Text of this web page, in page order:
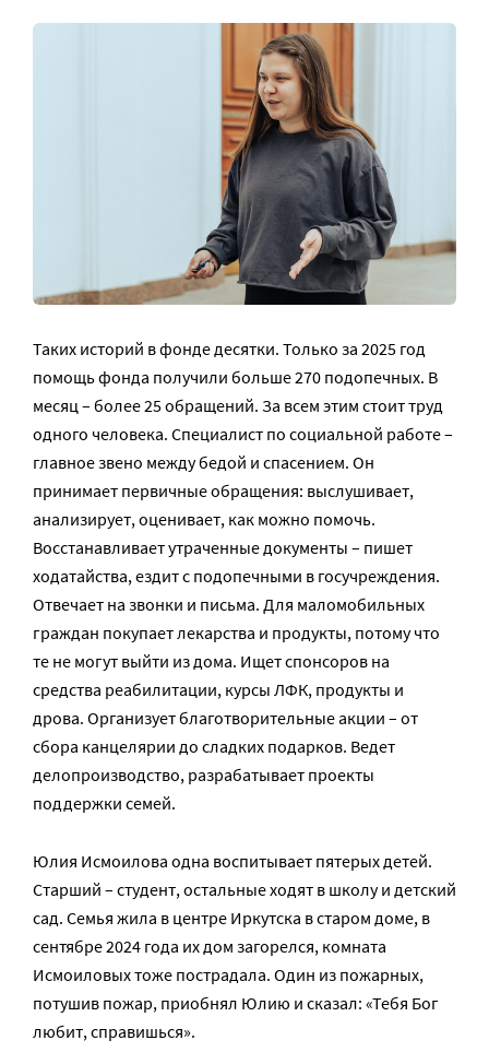
Таких историй в фонде десятки. Только за 2025 год
помощь фонда получили больше 270 подопечных. В
месяц – более 25 обращений. За всем этим стоит труд
одного человека. Специалист по социальной работе –
главное звено между бедой и спасением. Он
принимает первичные обращения: выслушивает,
анализирует, оценивает, как можно помочь.
Восстанавливает утраченные документы – пишет
ходатайства, ездит с подопечными в госучреждения.
Отвечает на звонки и письма. Для маломобильных
граждан покупает лекарства и продукты, потому что
те не могут выйти из дома. Ищет спонсоров на
средства реабилитации, курсы ЛФК, продукты и
дрова. Организует благотворительные акции – от
сбора канцелярии до сладких подарков. Ведет
делопроизводство, разрабатывает проекты
поддержки семей.
Юлия Исмоилова одна воспитывает пятерых детей.
Старший – студент, остальные ходят в школу и детский
сад. Семья жила в центре Иркутска в старом доме, в
сентябре 2024 года их дом загорелся, комната
Исмоиловых тоже пострадала. Один из пожарных,
потушив пожар, приобнял Юлию и сказал: «Тебя Бог
любит, справишься».